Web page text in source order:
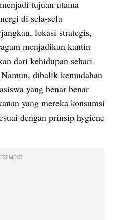
tujuan utama
di sela-sela
lokasi strategis,
menjadikan kantin
dari kehidupan sehari-
dibalik kemudahan
yang benar-benar
yang mereka konsumsi
dengan prinsip hygiene